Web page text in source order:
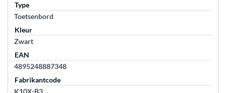
Type
Toetsenbord
Kleur
Zwart
EAN
4895248887348
Fabrikantcode
K10X-B3